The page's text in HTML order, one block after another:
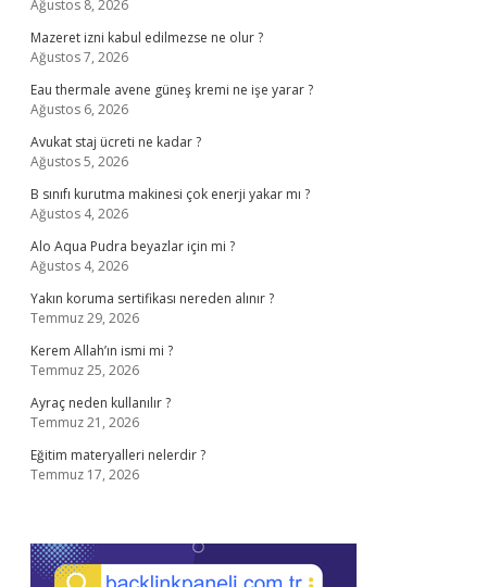
Ağustos 8, 2026
Mazeret izni kabul edilmezse ne olur ?
Ağustos 7, 2026
Eau thermale avene güneş kremi ne işe yarar ?
Ağustos 6, 2026
Avukat staj ücreti ne kadar ?
Ağustos 5, 2026
B sınıfı kurutma makinesi çok enerji yakar mı ?
Ağustos 4, 2026
Alo Aqua Pudra beyazlar için mi ?
Ağustos 4, 2026
Yakın koruma sertifikası nereden alınır ?
Temmuz 29, 2026
Kerem Allah’ın ismi mi ?
Temmuz 25, 2026
Ayraç neden kullanılır ?
Temmuz 21, 2026
Eğitim materyalleri nelerdir ?
Temmuz 17, 2026